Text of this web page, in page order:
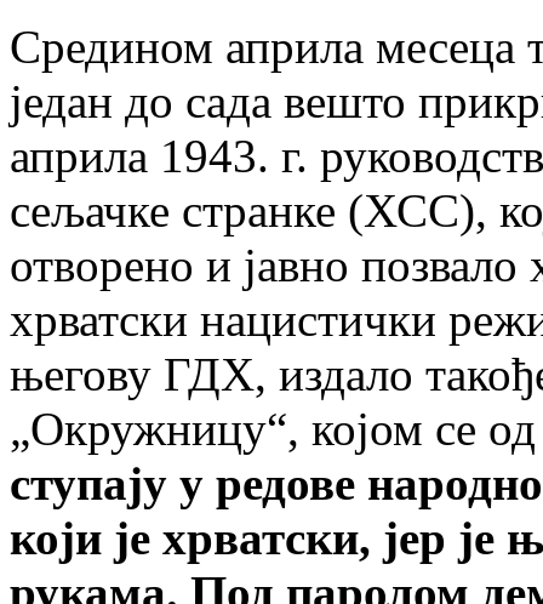
Средином априла месеца
један до сада вешто
априла 1943. г.
сељачке странке (ХСС),
отворено и јавно позвало
хрватски нацистички
његову ГДХ, издало
„Окружницу“, којом се
ступају у редове
који је хрватски, јер
рукама. Под паролом